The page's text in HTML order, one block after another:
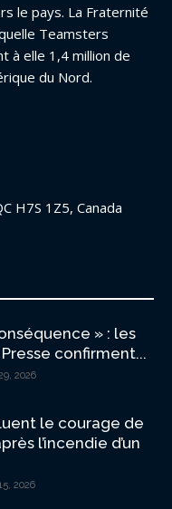
le pays. La Fraternité
Teamsters
à elle 1,4 million de
du Nord.
H7S 1Z5, Canada
» : les
confirment...
2026
le courage de
l’incendie d’un
2026